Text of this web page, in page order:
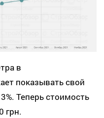
в
показывать свой
Теперь стоимость
грн.